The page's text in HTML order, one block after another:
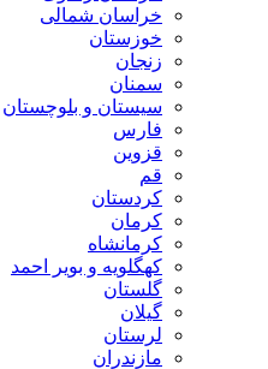
خراسان شمالی
خوزستان
زنجان
سمنان
سیستان و بلوچستان
فارس
قزوین
قم
کردستان
کرمان
کرمانشاه
کهگلویه و بویر احمد
گلستان
گیلان
لرستان
مازندران